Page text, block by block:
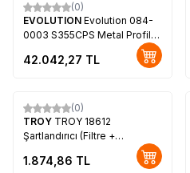
(0)
EVOLUTION Evolution 084-
0003 S355CPS Metal Profil
Kesme Testeresi, 355mm
42.042,27 TL
(0)
TROY TROY 18612
Şartlandırıcı (Filtre +
1.874,86 TL